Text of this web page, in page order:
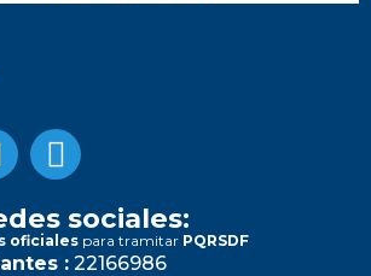
sociales:
oficiales para tramitar PQRSDF
: 22166986